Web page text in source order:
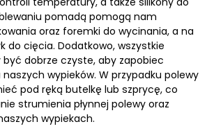
pomadą pomogą nam
oraz foremki do wycinania, a na
do cięcia. Dodatkowo, wszystkie
dobrze czyste, aby zapobiec
wypieków. W przypadku polewy
pod ręką butelkę lub szprycę, co
strumienia płynnej polewy oraz
wypiekach.